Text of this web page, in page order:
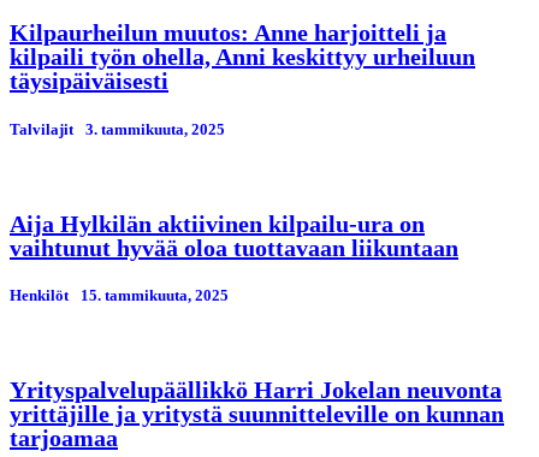
Kilpaurheilun muutos: Anne harjoitteli ja
kilpaili työn ohella, Anni keskittyy urheiluun
täysipäiväisesti
Talvilajit 3. tammikuuta, 2025
Aija Hylkilän aktiivinen kilpailu-ura on
vaihtunut hyvää oloa tuottavaan liikuntaan
Henkilöt 15. tammikuuta, 2025
Yrityspalvelupäällikkö Harri Jokelan neuvonta
yrittäjille ja yritystä suunnitteleville on kunnan
tarjoamaa